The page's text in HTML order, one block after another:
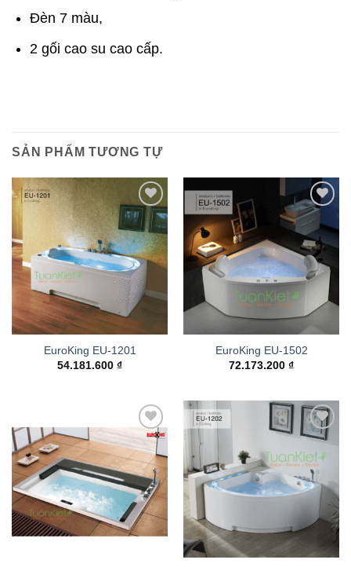
Đèn 7 màu,
2 gối cao su cao cấp.
SẢN PHẨM TƯƠNG TỰ
Add to
wishlist
EuroKing EU-1201
54.181.600 ₫
Add to
wishlist
EuroKing EU-1502
72.173.200 ₫
Add to
wishlist
Add to
wishlist